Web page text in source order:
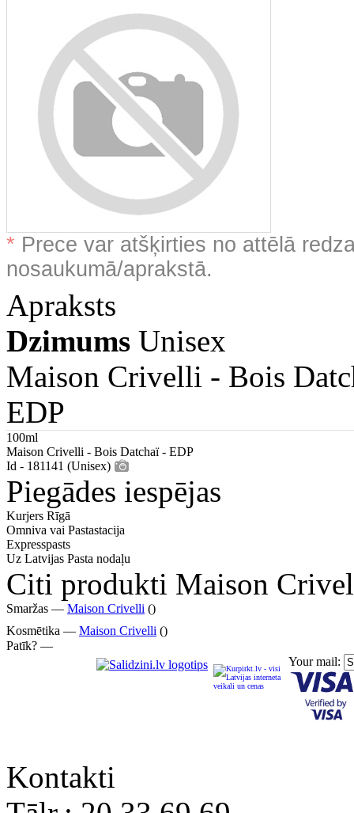
* Prece var atšķirties no attēlā
nosaukumā/aprakstā.
Apraksts
Dzimums Unisex
Maison Crivelli - Bois
EDP
100ml
Maison Crivelli - Bois Datchaï - EDP
Id - 181141 (Unisex)
Piegādes iespējas
Kurjers Rīgā
Omniva vai Pastastacija
Expresspasts
Uz Latvijas Pasta nodaļu
Citi produkti Maison
Smaržas — Maison Crivelli ()
Kosmētika — Maison Crivelli ()
Patīk? —
Your mail:
Kontakti